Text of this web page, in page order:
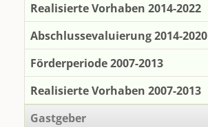
Realisierte Vorhaben 2014-2022
Abschlussevaluierung 2014-2020
Förderperiode 2007-2013
Realisierte Vorhaben 2007-2013
Gastgeber